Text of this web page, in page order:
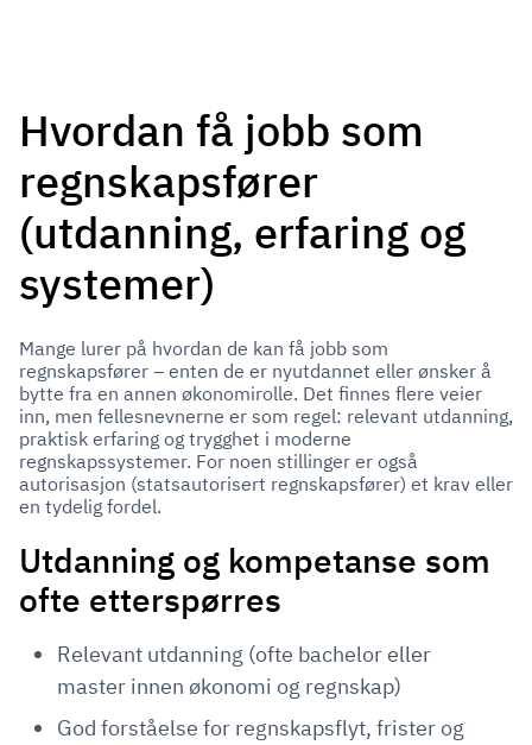
Hvordan få jobb som
regnskapsfører
(utdanning, erfaring og
systemer)
Mange lurer på hvordan de kan få jobb som
regnskapsfører – enten de er nyutdannet eller ønsker å
bytte fra en annen økonomirolle. Det finnes flere veier
inn, men fellesnevnerne er som regel: relevant utdanning,
praktisk erfaring og trygghet i moderne
regnskapssystemer. For noen stillinger er også
autorisasjon (statsautorisert regnskapsfører) et krav eller
en tydelig fordel.
Utdanning og kompetanse som
ofte etterspørres
Relevant utdanning (ofte bachelor eller
master innen økonomi og regnskap)
God forståelse for regnskapsflyt, frister og